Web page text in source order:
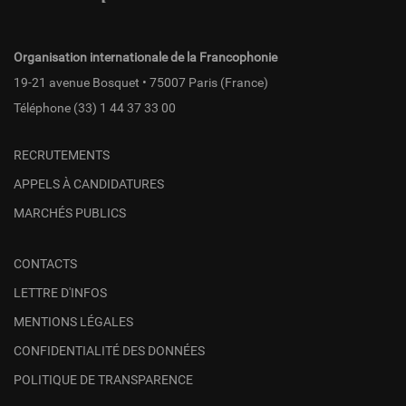
Organisation internationale de la Francophonie
19-21 avenue Bosquet • 75007 Paris (France)
Téléphone (33) 1 44 37 33 00
RECRUTEMENTS
APPELS À CANDIDATURES
MARCHÉS PUBLICS
CONTACTS
LETTRE D'INFOS
MENTIONS LÉGALES
CONFIDENTIALITÉ DES DONNÉES
POLITIQUE DE TRANSPARENCE